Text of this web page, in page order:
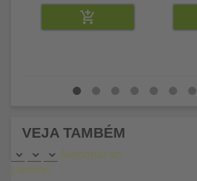
VEJA TAMBÉM
Adicionar ao
carrinho